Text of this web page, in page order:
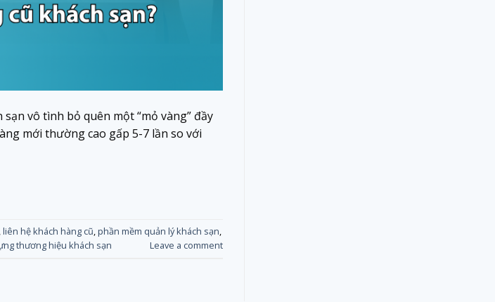
vô tình bỏ quên một “mỏ vàng” đầy
mới thường cao gấp 5-7 lần so với
,liên hệ khách hàng cũ,phần mềm quản lý khách sạn,
thương hiệu khách sạn Leave a comment